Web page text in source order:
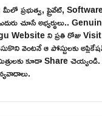
మీలో ప్రభుత్వ, ప్రైవేట్,
చూసే అభ్యర్థులు..
ని ప్రతి రోజు
వెంటనే ఆ పోస్టులకు
కూడా Share